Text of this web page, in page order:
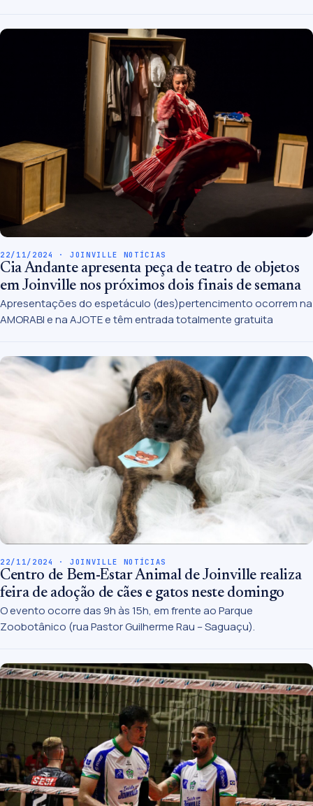
Instituto Natal Joinville, Ozei Luiz da Silva; e demais autoridades,
as luzes de Natal foram acesas encantando o público.
22/11/2024 · JOINVILLE NOTÍCIAS
Cia Andante apresenta peça de teatro de objetos
em Joinville nos próximos dois finais de semana
Apresentações do espetáculo (des)pertencimento ocorrem na
AMORABI e na AJOTE e têm entrada totalmente gratuita
22/11/2024 · JOINVILLE NOTÍCIAS
Centro de Bem-Estar Animal de Joinville realiza
feira de adoção de cães e gatos neste domingo
O evento ocorre das 9h às 15h, em frente ao Parque
Zoobotânico (rua Pastor Guilherme Rau – Saguaçu).